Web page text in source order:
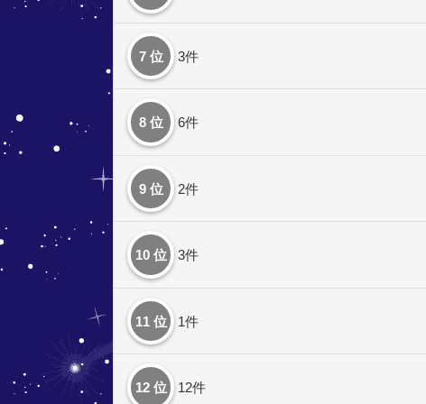
7 位 3件
8 位 6件
9 位 2件
10 位 3件
11 位 1件
12 位 12件